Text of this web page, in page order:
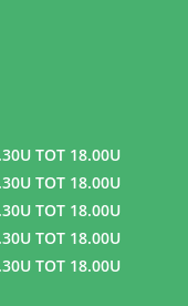
TOT 18.00U
TOT 18.00U
TOT 18.00U
TOT 18.00U
TOT 18.00U